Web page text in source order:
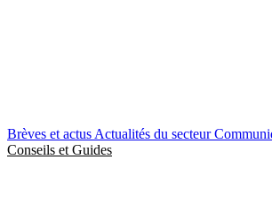
Brèves et actus Actualités du secteur
Conseils et Guides